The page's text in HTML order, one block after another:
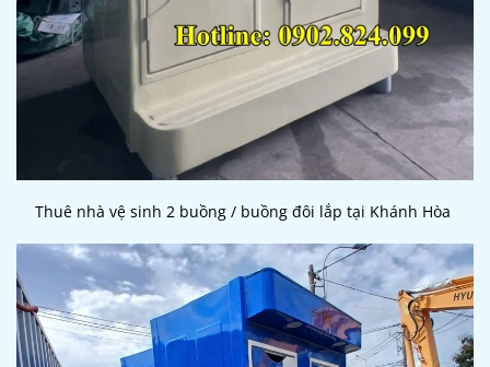
Thuê nhà vệ sinh 2 buồng / buồng đôi lắp tại Khánh Hòa